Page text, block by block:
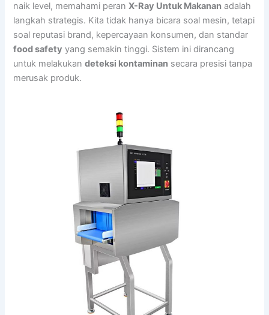
naik level, memahami peranX-Ray Untuk Makanan adalah
langkah strategis. Kita tidak hanya bicara soal mesin, tetapi
soal reputasi brand, kepercayaan konsumen, dan standar
food safety yang semakin tinggi. Sistem ini dirancang
untuk melakukandeteksi kontaminan secara presisi tanpa
merusak produk.